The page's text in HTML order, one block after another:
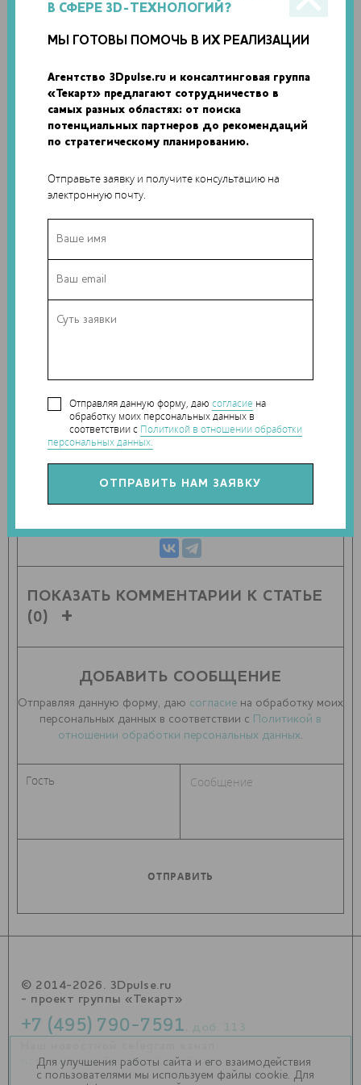
В СФЕРЕ 3D-ТЕХНОЛОГИЙ?
МЫ ГОТОВЫ ПОМОЧЬ В ИХ РЕАЛИЗАЦИИ
Агентство 3Dpulse.ru и консалтинговая группа
«Текарт» предлагают сотрудничество в
самых разных областях: от поиска
потенциальных партнеров до рекомендаций
по стратегическому планированию.
Отправьте заявку и получите консультацию на
электронную почту.
Отправляя данную форму, даюсогласие на
обработку моих персональных данных в
соответствии с Политикой в отношении обработки
персональных данных.
они действительно помогают при ишемии.
Для 3D-печати кровеносных сосудов в таких небольших
печати и инновационные технологии. Их предоставила
биомедицинская компания Innolign. Аддитивные
технологии позволили исследователям быстро вносить
изменения в конструкцию, печатая с разрешением до 100
Ученые довольны успехом разработки, однако они
фрагментов за счет 3D-печати, экспериментируя с
Наши новости в telegram канале:
t.me/Techart_CaseStudy
ПОКАЗАТЬ КОММЕНТАРИИ К СТАТЬЕ
(0)
ДОБАВИТЬ СООБЩЕНИЕ
Отправляя данную форму, даю согласие на обработку моих
персональных данных в соответствии с
Политикой в
отношении обработки персональных данных.
© 2014-2026. 3Dpulse.ru
- проект группы «Текарт»
+7 (495) 790-7591
https://t.me/Techart_CaseStudy
Для улучшения работы сайта и его взаимодействия
с пользователями мы используем файлы cookie. Для